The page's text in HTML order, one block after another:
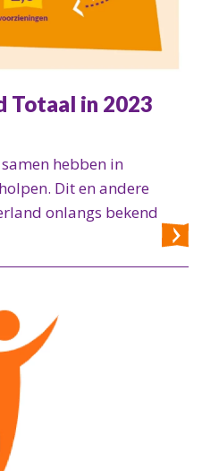
Totaal in 2023
hebben in
Dit en andere
onlangs bekend